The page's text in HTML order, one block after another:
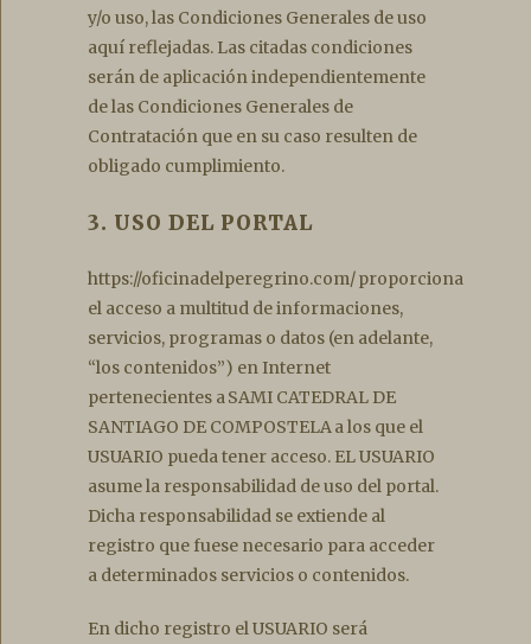
y/o uso, las Condiciones Generales de uso
aquí reflejadas. Las citadas condiciones
serán de aplicación independientemente
de las Condiciones Generales de
Contratación que en su caso resulten de
obligado cumplimiento.
3. USO DEL PORTAL
https://oficinadelperegrino.com/ proporciona
el acceso a multitud de informaciones,
servicios, programas o datos (en adelante,
“los contenidos”) en Internet
pertenecientes a SAMI CATEDRAL DE
SANTIAGO DE COMPOSTELA a los que el
USUARIO pueda tener acceso. EL USUARIO
asume la responsabilidad de uso del portal.
Dicha responsabilidad se extiende al
registro que fuese necesario para acceder
a determinados servicios o contenidos.
En dicho registro el USUARIO será